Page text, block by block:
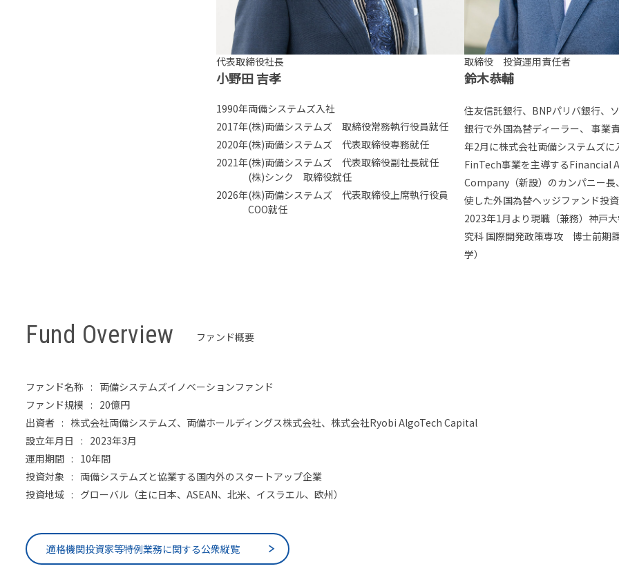
代表取締役社長
小野田 吉孝
1990年両備システムズ入社
2017年(株)両備システムズ 取締役常務執行役員就任
2020年(株)両備システムズ 代表取締役専務就任
2021年(株)両備システムズ 代表取締役副社長就任
(株)シンク 取締役就任
2026年(株)両備システムズ 代表取締役上席執行役員
COO就任
取締役 投資運用責任者
鈴木恭輔
住友信託銀行、BNPパリバ銀行、
銀行で外国為替ディーラー、 事業
年2月に株式会社両備システムズに
FinTech事業を主導するFinancial
Company（新設）のカンパニー長
使した外国為替ヘッジファンド投
2023年1月より現職（兼務）神戸
究科 国際開発政策専攻 博士前期
学）
Fund Overview ファンド概要
ファンド名称
両備システムズイノベーションファンド
ファンド規模
20億円
出資者
株式会社両備システムズ、両備ホールディングス株式会社、株式会社Ryobi AlgoTech Capital
設立年月日
2023年3月
運用期間
10年間
投資対象
両備システムズと協業する国内外のスタートアップ企業
投資地域
グローバル（主に日本、ASEAN、北米、イスラエル、欧州）
適格機関投資家等特例業務に関する公衆縦覧